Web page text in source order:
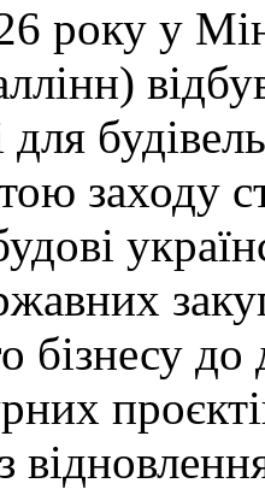
року у
заходу
бізнесу